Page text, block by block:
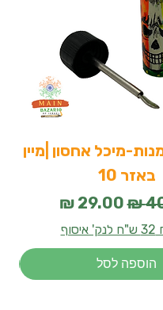
מיכל אחסון |מיין
באזר 10
מחיר מבצע
הוספה לסל